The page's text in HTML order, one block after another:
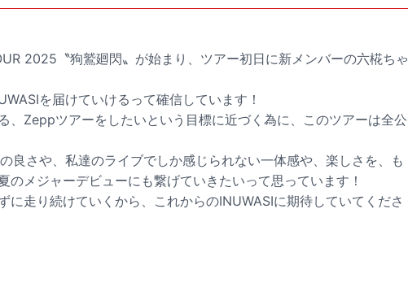
2025〝狗鷲廻閃〟が始まり、ツアー初日に新メンバーの六椛ちゃ
を届けていけるって確信しています！
、Zeppツアーをしたいという目標に近づく為に、このツアーは全公
良さや、私達のライブでしか感じられない一体感や、楽しさを、も
のメジャーデビューにも繋げていきたいって思っています！
に走り続けていくから、これからのINUWASIに期待していてくださ